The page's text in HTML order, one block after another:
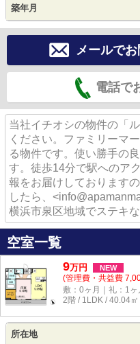
築年月
メールで
電話で
当社イチオシの物件の「
ください。ファミリーマ
る物件です。使い勝手の
す。徒歩14分で駅へのア
報をお届けしております
したら、
横浜市泉区地域でステキ
空室一覧
9万円 NEW
(管理費・共益費
敷：0ヶ月｜礼：1ヶ
2階 / 1LDK / 40.04㎡
所在地